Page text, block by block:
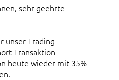
sehr geehrte
unser Trading-
Transaktion
heute wieder mit 35%